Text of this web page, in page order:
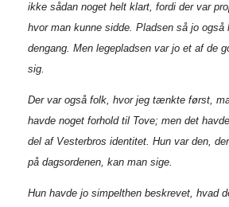
ikke sådan noget helt klart, fordi der var
hvor man kunne sidde. Pladsen så jo også
dengang. Men legepladsen var jo et af de
sig.
Der var også folk, hvor jeg tænkte først,
havde noget forhold til Tove; men det
del af Vesterbros identitet. Hun var den,
på dagsordenen, kan man sige.
Hun havde jo simpelthen beskrevet, hvad